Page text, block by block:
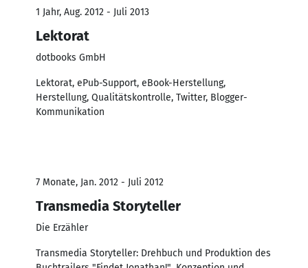
1 Jahr, Aug. 2012 - Juli 2013
Lektorat
dotbooks GmbH
Lektorat, ePub-Support, eBook-Herstellung,
Herstellung, Qualitätskontrolle, Twitter, Blogger-
Kommunikation
7 Monate, Jan. 2012 - Juli 2012
Transmedia Storyteller
Die Erzähler
Transmedia Storyteller: Drehbuch und Produktion des